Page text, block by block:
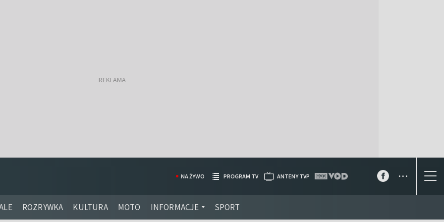
ROZRYWKA KULTURA MOTO INFORMACJE SPORT
NA ŻYWO PROGRAM TV ANTENY TVP ...